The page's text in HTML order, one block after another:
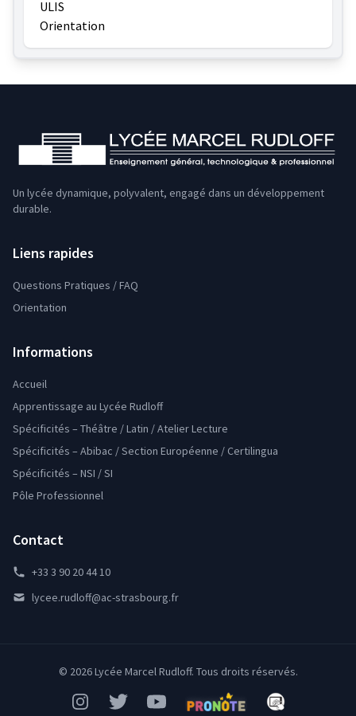
ULIS
Orientation
Un lycée dynamique, polyvalent, engagé dans un développement
durable.
Liens rapides
Questions Pratiques / FAQ
Orientation
Informations
Accueil
Apprentissage au Lycée Rudloff
Spécificités – Théâtre / Latin / Atelier Lecture
Spécificités – Abibac / Section Européenne / Certilingua
Spécificités – NSI / SI
Pôle Professionnel
Contact
+33 3 90 20 44 10
lycee.rudloff@ac-strasbourg.fr
© 2026 Lycée Marcel Rudloff. Tous droits réservés.
InstagramTwitterYouTubePronote Mon Bureau